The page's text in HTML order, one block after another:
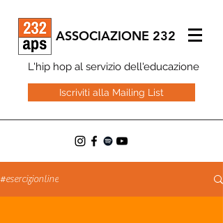
ASSOCIAZIONE 232
L'hip hop al servizio dell'educazione
Iscriviti alla Mailing List
#esercizionline